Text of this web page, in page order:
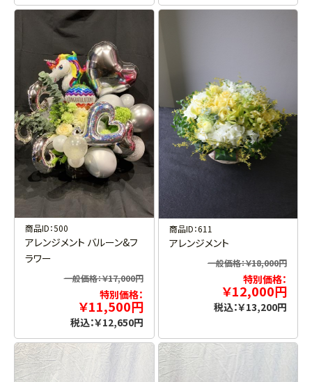
商品ID：500
アレンジメント バルーン&フ
ラワー
一般価格：￥17,000円
特別価格：
￥11,500円
税込：￥12,650円
商品ID：611
アレンジメント
一般価格：￥18,000円
特別価格：
￥12,000円
税込：￥13,200円